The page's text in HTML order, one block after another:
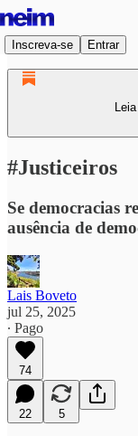
Inscreva-se Entrar
#Justiceiros
Se democracias
ausência de
Lais Boveto
jul 25, 2025
∙ Pago
74
22 5